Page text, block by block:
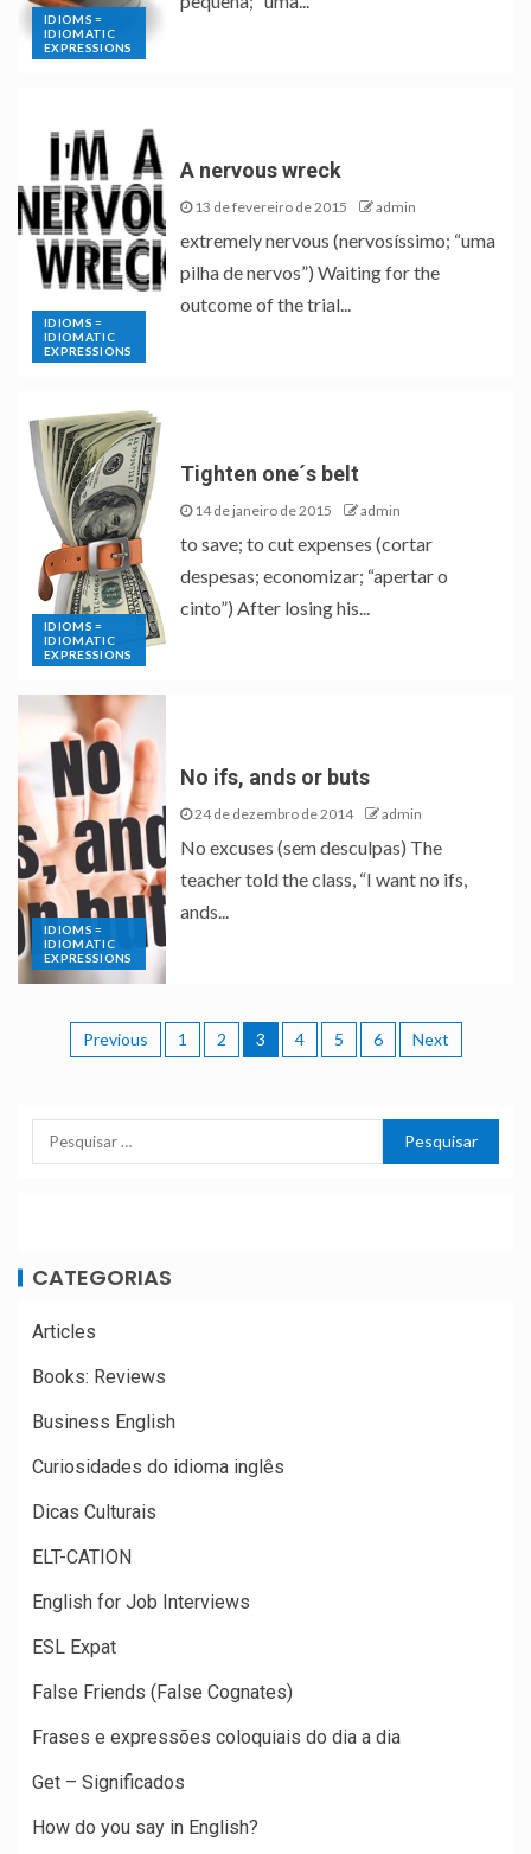
IDIOMS =
IDIOMATIC
EXPRESSIONS
IDIOMS =
IDIOMATIC
EXPRESSIONS
A nervous wreck
13 de fevereiro de 2015 admin
extremely nervous (nervosíssimo; “uma
pilha de nervos”) Waiting for the
outcome of the trial...
IDIOMS =
IDIOMATIC
EXPRESSIONS
Tighten one´s belt
14 de janeiro de 2015 admin
to save; to cut expenses (cortar
despesas; economizar; “apertar o
cinto”) After losing his...
IDIOMS =
IDIOMATIC
EXPRESSIONS
No ifs, ands or buts
24 de dezembro de 2014 admin
No excuses (sem desculpas) The
teacher told the class, “I want no ifs,
ands...
Previous 1 2 3 4 5 6 Next
CATEGORIAS
Articles
Books: Reviews
Business English
Curiosidades do idioma inglês
Dicas Culturais
ELT-CATION
English for Job Interviews
ESL Expat
False Friends (False Cognates)
Frases e expressões coloquiais do dia a dia
Get – Significados
How do you say in English?